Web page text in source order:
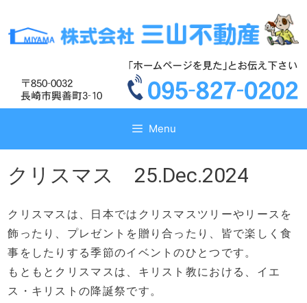
テ
ス
テ
ス
Menu
クリスマス 25.Dec.2024
クリスマスは、日本ではクリスマスツリーやリースを
飾ったり、プレゼントを贈り合ったり、皆で楽しく食
事をしたりする季節のイベントのひとつです。
もともとクリスマスは、キリスト教における、イエ
ス・キリストの降誕祭です。